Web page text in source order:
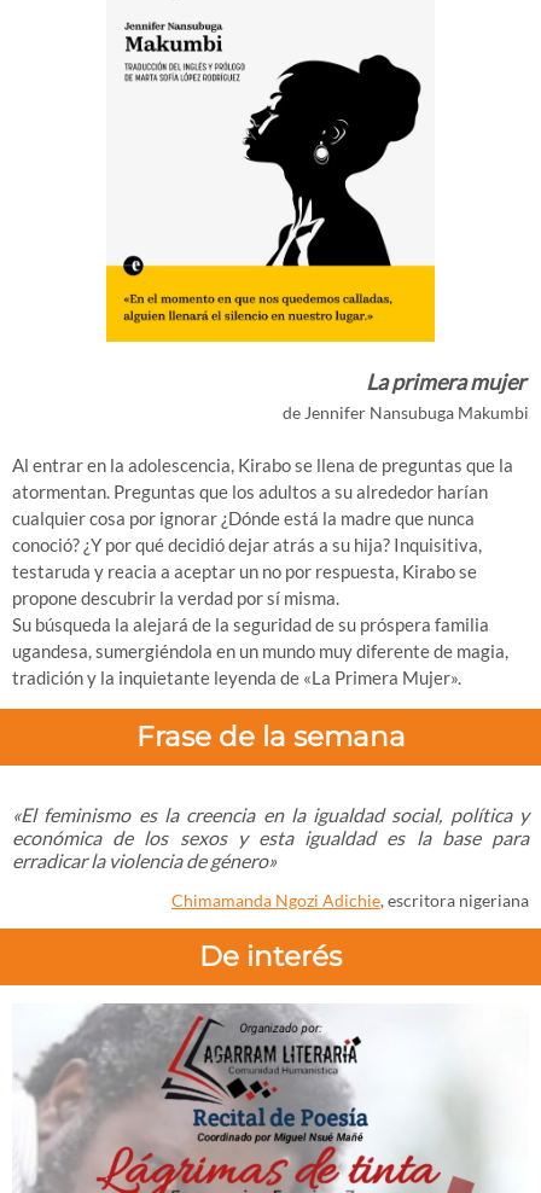
La primera mujer
de Jennifer Nansubuga Makumbi
Al entrar en la adolescencia, Kirabo se llena de preguntas que la
atormentan. Preguntas que los adultos a su alrededor harían
cualquier cosa por ignorar ¿Dónde está la madre que nunca
conoció? ¿Y por qué decidió dejar atrás a su hija? Inquisitiva,
testaruda y reacia a aceptar un no por respuesta, Kirabo se
propone descubrir la verdad por sí misma.
Su búsqueda la alejará de la seguridad de su próspera familia
ugandesa, sumergiéndola en un mundo muy diferente de magia,
tradición y la inquietante leyenda de «La Primera Mujer».
Frase de la semana
«El feminismo es la creencia en la igualdad social, política y
económica de los sexos y esta igualdad es la base para
erradicar la violencia de género»
Chimamanda Ngozi Adichie, escritora nigeriana
De interés